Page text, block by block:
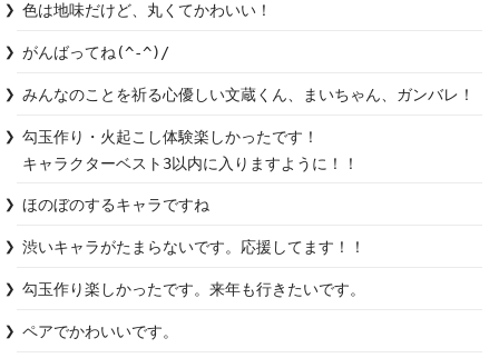
色は地味だけど、丸くてかわいい！
がんばってね(^-^)/
みんなのことを祈る心優しい文蔵くん、まいちゃん、ガンバレ！
勾玉作り・火起こし体験楽しかったです！
キャラクターベスト3以内に入りますように！！
ほのぼのするキャラですね
渋いキャラがたまらないです。応援してます！！
勾玉作り楽しかったです。来年も行きたいです。